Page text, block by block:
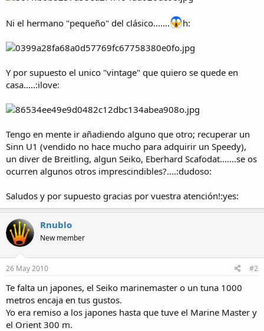
Ni el hermano "pequeño" del clásico....... h:
Y por supuesto el unico "vintage" que quiero se quede en
casa.....:ilove:
Tengo en mente ir añadiendo alguno que otro; recuperar un
Sinn U1 (vendido no hace mucho para adquirir un Speedy),
un diver de Breitling, algun Seiko, Eberhard Scafodat.......se os
ocurren algunos otros imprescindibles?....:dudoso:
Saludos y por supuesto gracias por vuestra atención!:yes:
Rnublo
New member
26 May 2010 #2
Te falta un japones, el Seiko marinemaster o un tuna 1000
metros encaja en tus gustos.
Yo era remiso a los japones hasta que tuve el Marine Master y
el Orient 300 m.